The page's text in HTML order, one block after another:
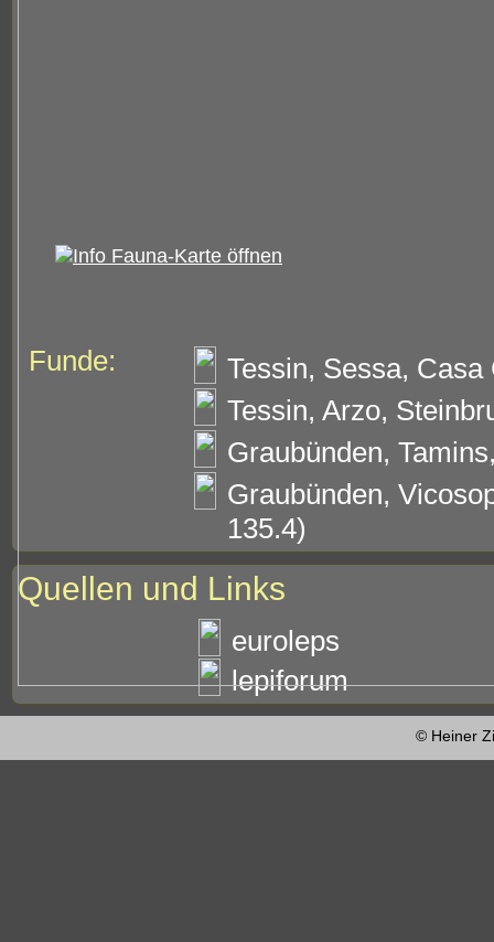
Funde:
Tessin, Sessa,
Tessin, Arzo,
Graubünden,
Graubünden,
135.4)
Quellen und Links
euroleps
lepiforum
© Heiner